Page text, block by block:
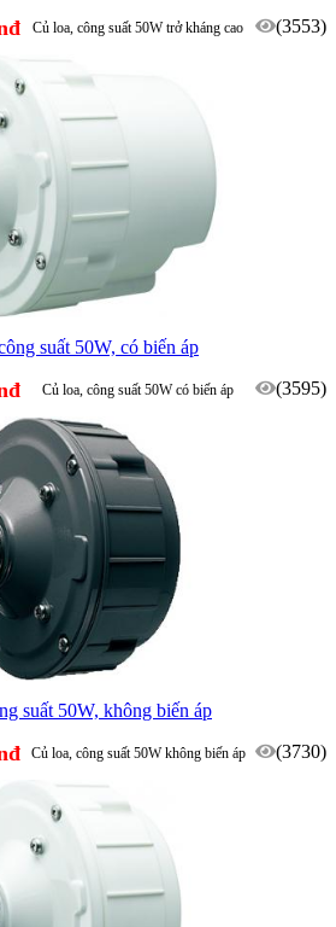
(3553)
Củ loa, công suất 50W trở kháng cao
suất 50W, có biến áp
(3595)
Củ loa, công suất 50W có biến áp
suất 50W, không biến áp
(3730)
Củ loa, công suất 50W không biến áp